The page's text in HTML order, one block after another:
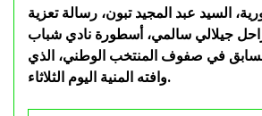
السيد عبد المجيد تبون، رسالة تعزية
جيلالي سالمي، أسطورة نادي شباب
السابق في صفوف المنتخب الوطني، الذي
وافته المنية اليوم الثلاثاء.